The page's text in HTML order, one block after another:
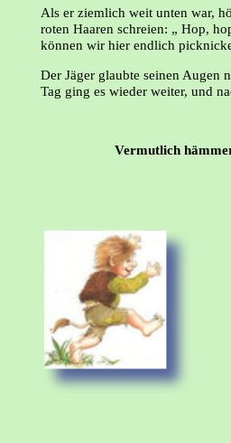
Als er ziemlich weit unten war,
roten Haaren schreien: „ Hop,
können wir hier endlich
Der Jäger glaubte seinen Augen
Tag ging es wieder weiter, und
Vermutlich